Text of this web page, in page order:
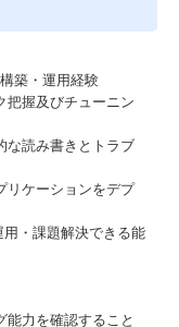
築・運用経験
把握及びチューニン
な読み書きとトラブ
リケーションをデプ
用・課題解決できる能
能力を確認すること